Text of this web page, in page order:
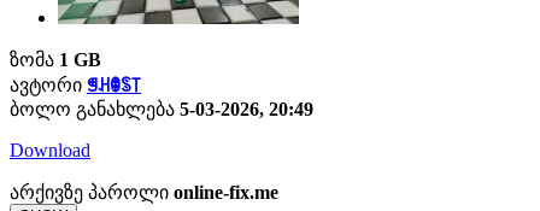
ზომა 1 GB
ავტორი ꁅꃅꂦꌗ꓄
ბოლო განახლება 5-03-2026, 20:49
Download
არქივზე პაროლი online-fix.me